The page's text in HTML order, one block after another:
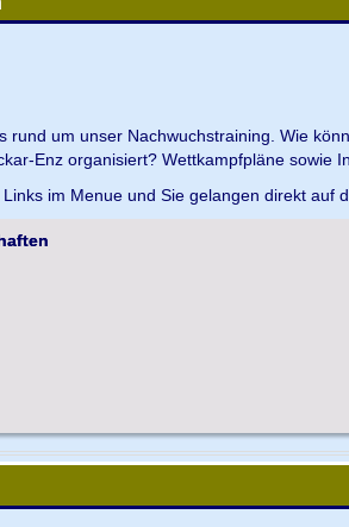
rund um unser Nachwuchstraining. Wie
Enz organisiert? Wettkampfpläne sowie
im Menue und Sie gelangen direkt auf